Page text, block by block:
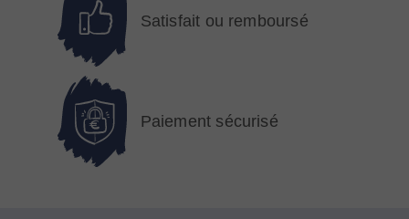
Satisfait ou remboursé
Paiement sécurisé